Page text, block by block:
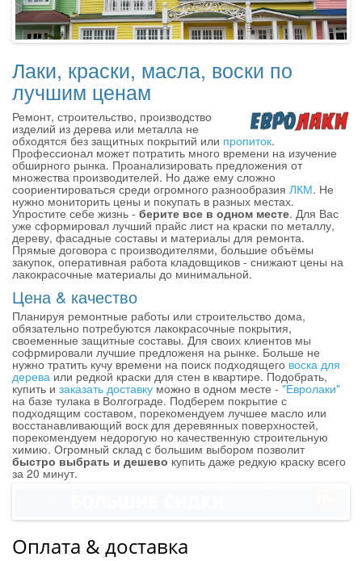
Лаки, краски, масла, воски по
лучшим ценам
Ремонт, строительство, производство
изделий из дерева или металла не
обходятся без защитных покрытий или пропиток.
Профессионал может потратить много времени на изучение
обширного рынка. Проанализировать предложения от
множества производителей. Но даже ему сложно
соориентироваться среди огромного разнообразия ЛКМ. Не
нужно мониторить цены и покупать в разных местах.
Упростите себе жизнь - берите все в одном месте. Для Вас
уже сформировал лучший прайс лист на краски по металлу,
дереву, фасадные составы и материалы для ремонта.
Прямые договора с производителями, большие объёмы
закупок, оперативная работа кладовщиков - снижают цены на
лакокрасочные материалы до минимальной.
Цена & качество
Планируя ремонтные работы или строительство дома,
обязательно потребуются лакокрасочные покрытия,
своеменные защитные составы. Для своих клиентов мы
софрмировали лучшие предложеня на рынке. Больше не
нужно тратить кучу времени на поиск подходящего воска для
дерева или редкой краски для стен в квартире. Подобрать,
купить и заказать доставкуможно в одном месте -"Евролаки"
на базе тулака в Волгограде. Подберем покрытие с
подходящим составом, порекомендуем лучшее масло или
восстанавливающий воск для деревянных поверхностей,
порекомендуем недорогую но качественную строительную
химию. Огромный склад с большим выбором позволит
быстро выбрать и дешево купить даже редкую краску всего
за 20 минут.
Оплата & доставка